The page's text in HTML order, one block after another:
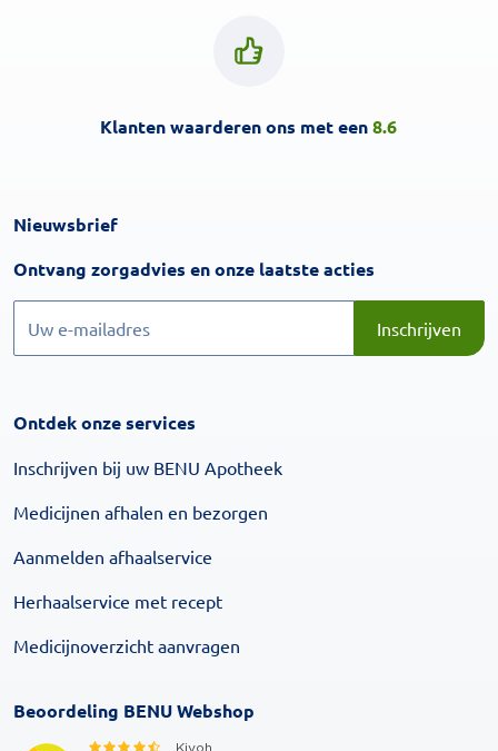
Klanten waarderen ons met een8.6
Nieuwsbrief
Ontvang zorgadvies en onze laatste acties
Inschrijven
Ontdek onze services
Inschrijven bij uw BENU Apotheek
Medicijnen afhalen en bezorgen
Aanmelden afhaalservice
Herhaalservice met recept
Medicijnoverzicht aanvragen
Beoordeling BENU Webshop